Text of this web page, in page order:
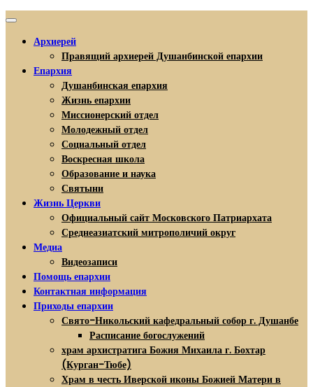
Архиерей
Правящий архиерей Душанбинской епархии
Епархия
Душанбинская епархия
Жизнь епархии
Миссионерский отдел
Молодежный отдел
Социальный отдел
Воскресная школа
Образование и наука
Святыни
Жизнь Церкви
Официальный сайт Московского Патриархата
Среднеазиатский митрополичий округ
Медиа
Видеозаписи
Помощь епархии
Контактная информация
Приходы епархии
Свято-Никольский кафедральный собор г. Душанбе
Расписание богослужений
храм архистратига Божия Михаила г. Бохтар
(Курган-Тюбе)
Храм в честь Иверской иконы Божией Матери в